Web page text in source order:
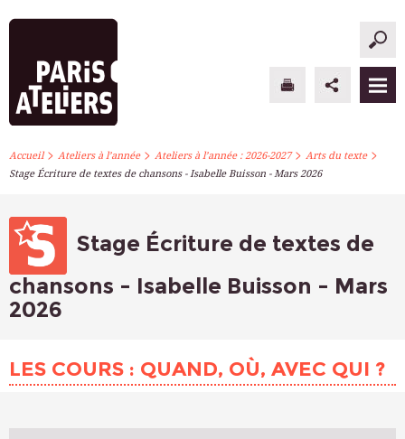
PARIS ATELIERS
ATELIERS À L’ANNÉE
STAGES PONCTUELS
S’INSCRIRE
Accueil> Ateliers à l’année> Ateliers à l’année : 2026-2027> Arts du texte>
Stage Écriture de textes de chansons - Isabelle Buisson - Mars 2026
Stage Écriture de textes de
chansons - Isabelle Buisson - Mars
2026
LES COURS : QUAND, OÙ, AVEC QUI ?